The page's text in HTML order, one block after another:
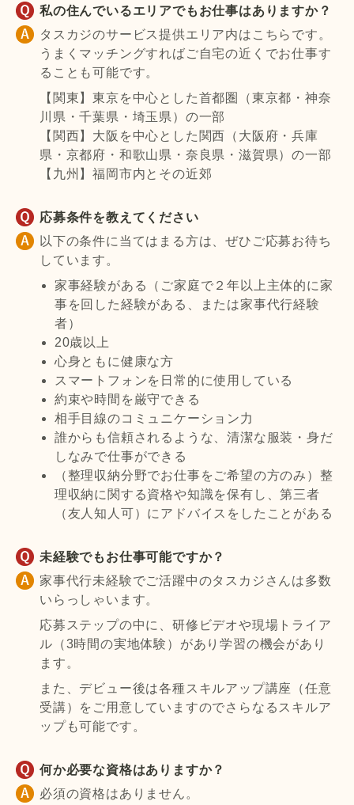
私の住んでいるエリアでもお仕事はありますか？
タスカジのサービス提供エリア内はこちらです。
うまくマッチングすればご自宅の近くでお仕事す
ることも可能です。
【関東】東京を中心とした首都圏（東京都・神奈
川県・千葉県・埼玉県）の一部
【関西】大阪を中心とした関西（大阪府・兵庫
県・京都府・和歌山県・奈良県・滋賀県）の一部
【九州】福岡市内とその近郊
応募条件を教えてください
以下の条件に当てはまる方は、ぜひご応募お待ち
しています。
家事経験がある（ご家庭で２年以上主体的に家
事を回した経験がある、または家事代行経験
者）
20歳以上
心身ともに健康な方
スマートフォンを日常的に使用している
約束や時間を厳守できる
相手目線のコミュニケーション力
誰からも信頼されるような、清潔な服装・身だ
しなみで仕事ができる
（整理収納分野でお仕事をご希望の方のみ）整
理収納に関する資格や知識を保有し、第三者
（友人知人可）にアドバイスをしたことがある
未経験でもお仕事可能ですか？
家事代行未経験でご活躍中のタスカジさんは多数
いらっしゃいます。
応募ステップの中に、研修ビデオや現場トライア
ル（3時間の実地体験）があり学習の機会があり
ます。
また、デビュー後は各種スキルアップ講座（任意
受講）をご用意していますのでさらなるスキルア
ップも可能です。
何か必要な資格はありますか？
必須の資格はありません。